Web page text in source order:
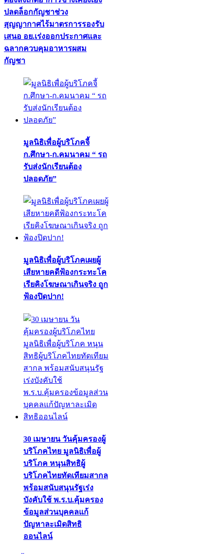
ปลดล็อกกัญชาช่วง
สุญญากาศไร้มาตรการรองรับ
เสนอ อย.เร่งออกประกาศและ
ฉลากควบคุมอาหารผสม
กัญชา
มูลนิธิเพื่อผู้บริโภคจี้
ก.ศึกษา-ก.คมนาคม “ รถ
รับส่งนักเรียนต้อง
ปลอดภัย”
มูลนิธิเพื่อผู้บริโภคเผยผู้
เสียหายคดีฟ้องกระทะโค
เรียคิงโฆษณาเกินจริง ถูก
ฟ้องปิดปาก!
30 เมษายน วันคุ้มครองผู้
บริโภคไทย มูลนิธิเพื่อผู้
บริโภค หนุนสิทธิผู้
บริโภคไทยทัดเทียมสากล
พร้อมสนับสนุนรัฐเร่ง
บังคับใช้ พ.ร.บ.คุ้มครอง
ข้อมูลส่วนบุคคลแก้
ปัญหาละเมิดสิทธิ
ออนไลน์